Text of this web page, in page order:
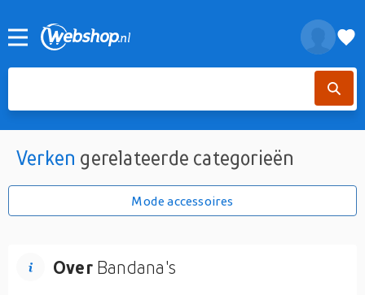
Verken gerelateerde categorieën
Mode accessoires
OverBandana's